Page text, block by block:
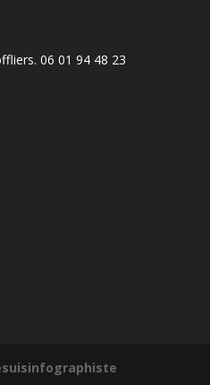
06 01 94 48 23